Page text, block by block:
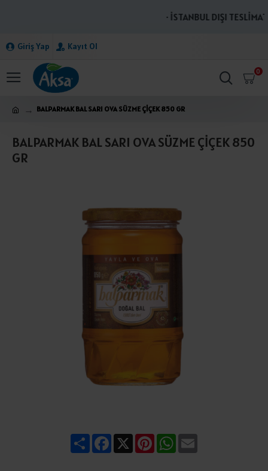
· İSTANBUL DIŞI
Giriş Yap Kayıt Ol
0
BALPARMAK BAL SARI OVA SÜZME ÇİÇEK 850 GR
BALPARMAK BAL SARI OVA SÜZME ÇİÇEK 850
GR
ShareFacebook
X PinterestWhatsApp